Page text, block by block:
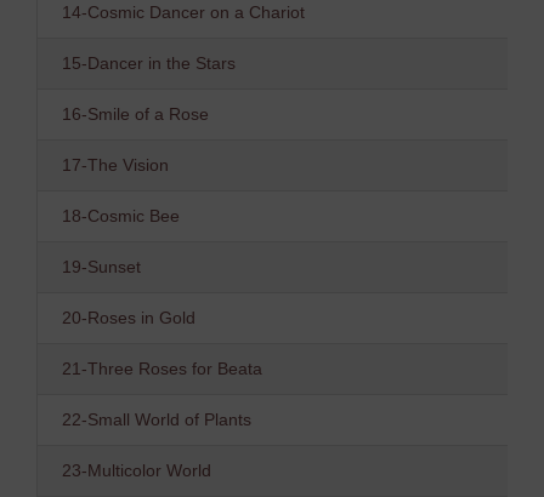
14-Cosmic Dancer on a Chariot
15-Dancer in the Stars
16-Smile of a Rose
17-The Vision
18-Cosmic Bee
19-Sunset
20-Roses in Gold
21-Three Roses for Beata
22-Small World of Plants
23-Multicolor World